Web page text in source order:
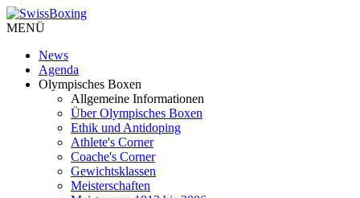
MENÜ
News
Agenda
Olympisches Boxen
Allgemeine Informationen
Über Olympisches Boxen
Ethik und Antidoping
Athlete's Corner
Coache's Corner
Gewichtsklassen
Meisterschaften